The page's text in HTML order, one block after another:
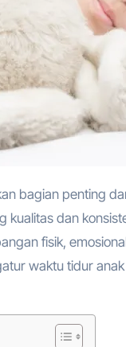
bagian penting
kualitas dan
fisik,
waktu tidur